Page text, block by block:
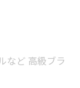
など 高級ブラ